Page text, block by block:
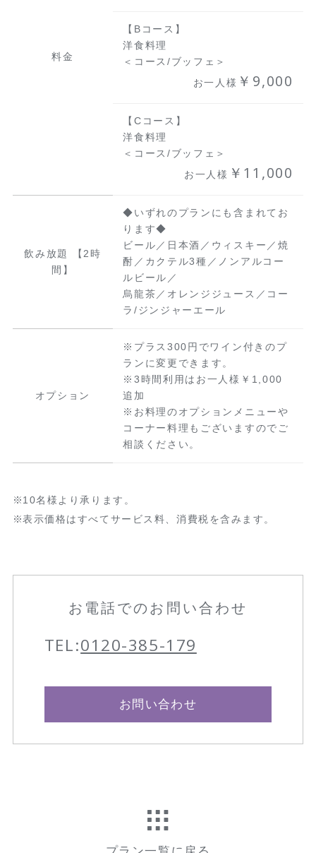
料金
【Bコース】
洋食料理
＜コース/ブッフェ＞
お一人様 ￥9,000
【Cコース】
洋食料理
＜コース/ブッフェ＞
お一人様 ￥11,000
飲み放題 【2時
間】
◆いずれのプランにも含まれてお
ります◆
ビール／日本酒／ウィスキー／焼
酎／カクテル3種／ノンアルコー
ルビール／
烏龍茶／オレンジジュース／コー
ラ/ジンジャーエール
オプション
※プラス300円でワイン付きのプ
ランに変更できます。
※3時間利用はお一人様￥1,000
追加
※お料理のオプションメニューや
コーナー料理もございますのでご
相談ください。
10名様より承ります。
表示価格はすべてサービス料、消費税を含みます。
お電話でのお問い合わせ
TEL:0120-385-179
お問い合わせ